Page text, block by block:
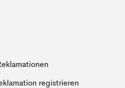
registrieren